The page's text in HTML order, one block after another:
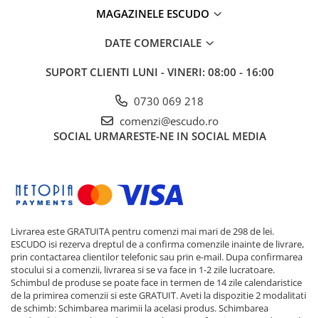
MAGAZINELE ESCUDO
DATE COMERCIALE
SUPORT CLIENTI LUNI - VINERI: 08:00 - 16:00
0730 069 218
comenzi@escudo.ro
SOCIAL URMARESTE-NE IN SOCIAL MEDIA
Livrarea este GRATUITA pentru comenzi mai mari de 298 de lei.
ESCUDO isi rezerva dreptul de a confirma comenzile inainte de livrare,
prin contactarea clientilor telefonic sau prin e-mail. Dupa confirmarea
stocului si a comenzii, livrarea si se va face in 1-2 zile lucratoare.
Schimbul de produse se poate face in termen de 14 zile calendaristice
de la primirea comenzii si este GRATUIT. Aveti la dispozitie 2 modalitati
de schimb: Schimbarea marimii la acelasi produs. Schimbarea